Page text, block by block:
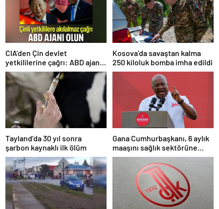
CIA’den Çin devlet
yetkililerine çağrı: ABD ajanı
olun
Kosova’da savaştan kalma
250 kiloluk bomba imha edildi
Tayland’da 30 yıl sonra
şarbon kaynaklı ilk ölüm
Gana Cumhurbaşkanı, 6 aylık
maaşını sağlık sektörüne
bağışladı